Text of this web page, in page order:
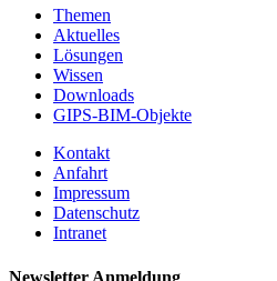
Themen
Aktuelles
Lösungen
Wissen
Downloads
GIPS-BIM-Objekte
Kontakt
Anfahrt
Impressum
Datenschutz
Intranet
Newsletter Anmeldung